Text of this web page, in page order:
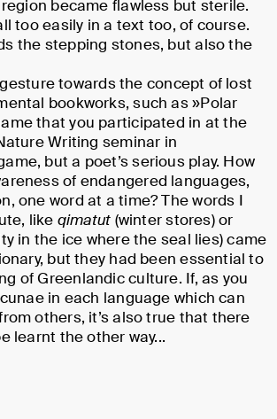
became flawless but sterile.
too easily in a text too, of course.
the stepping stones, but also the
towards the concept of lost
bookworks, such as »Polar
that you participated in at the
Writing seminar in
but a poet’s serious play. How
of endangered languages,
one word at a time? The words I
like qimatut (winter stores) or
in the ice where the seal lies) came
but they had been essential to
of Greenlandic culture. If, as you
in each language which can
others, it’s also true that there
learnt the other way...